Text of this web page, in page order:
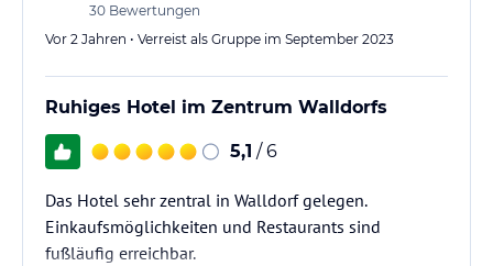
30 Bewertungen
Vor 2 Jahren • Verreist als Gruppe im September 2023
Ruhiges Hotel im Zentrum Walldorfs
5,1 / 6
Das Hotel sehr zentral in Walldorf gelegen.
Einkaufsmöglichkeiten und Restaurants sind
fußläufig erreichbar.